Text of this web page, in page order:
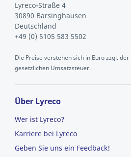
Lyreco-Straße 4
30890 Barsinghausen
Deutschland
+49 (0) 5105 583 5502
Die Preise verstehen sich in Euro zzgl.
gesetzlichen Umsatzsteuer.
Über Lyreco
Wer ist Lyreco?
Karriere bei Lyreco
Geben Sie uns ein Feedback!